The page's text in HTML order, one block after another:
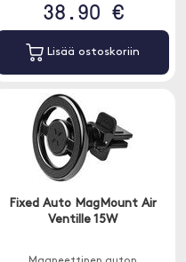
38.90 €
Lisää ostoskoriin
Fixed Auto MagMount Air
Ventille 15W